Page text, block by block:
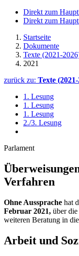
Direkt zum
Direkt zum
Startseite
Dokumente
Texte (2021-
2021
zurück zu: Texte
1. Lesung
1. Lesung
1. Lesung
2./3. Lesung
Parlament
Verfahren
Ohne Aussprache hat
Februar 2021, über
weiteren Beratung in
Arbeit und